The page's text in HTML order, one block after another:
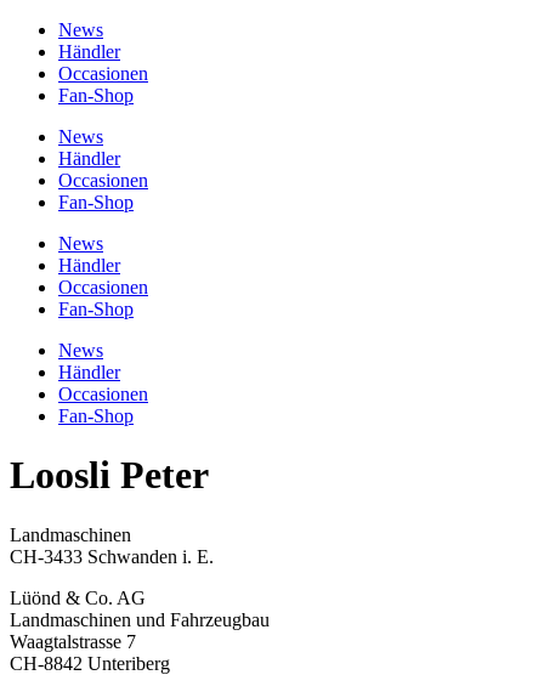
News
Händler
Occasionen
Fan-Shop
News
Händler
Occasionen
Fan-Shop
News
Händler
Occasionen
Fan-Shop
News
Händler
Occasionen
Fan-Shop
Loosli Peter
Landmaschinen
CH-3433 Schwanden i. E.
Lüönd & Co. AG
Landmaschinen und Fahrzeugbau
Waagtalstrasse 7
CH-8842 Unteriberg